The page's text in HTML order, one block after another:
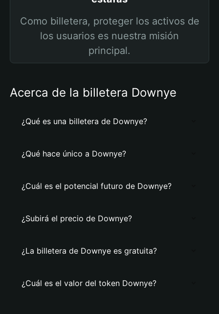
Como billetera, proteger los activos de
los usuarios es nuestra misión
principal.
Acerca de la billetera Downye
¿Qué es una billetera de Downye?
¿Qué hace único a Downye?
¿Cuál es el potencial futuro de Downye?
¿Subirá el precio de Downye?
¿La billetera de Downye es gratuita?
¿Cuál es el valor del token Downye?